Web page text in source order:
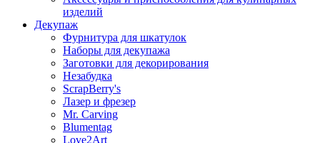
изделий
Декупаж
Фурнитура для шкатулок
Наборы для декупажа
Заготовки для декорирования
Незабудка
ScrapBerry's
Лазер и фрезер
Mr. Carving
Blumentag
Love2Art